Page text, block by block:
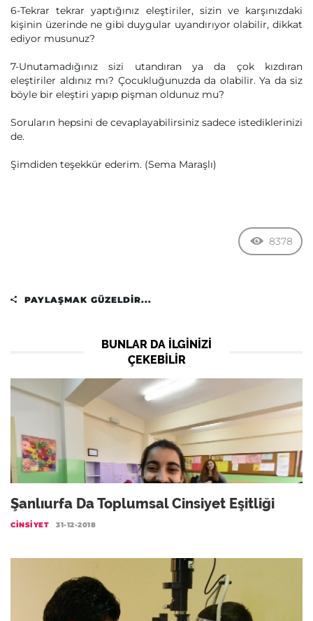
6-Tekrar tekrar yaptığınız eleştiriler, sizin ve karşınızdaki
kişinin üzerinde ne gibi duygular uyandırıyor olabilir, dikkat
ediyor musunuz?
7-Unutamadığınız sizi utandıran ya da çok kızdıran
eleştiriler aldınız mı? Çocukluğunuzda da olabilir. Ya da siz
böyle bir eleştiri yapıp pişman oldunuz mu?
Soruların hepsini de cevaplayabilirsiniz sadece istediklerinizi
de.
Şimdiden teşekkür ederim. (Sema Maraşlı)
8378
PAYLAŞMAK GÜZELDIR...
BUNLAR DA ILGINIZI
ÇEKEBILIR
Şanlıurfa Da Toplumsal Cinsiyet Eşitliği
CINSIYET 31-12-2018